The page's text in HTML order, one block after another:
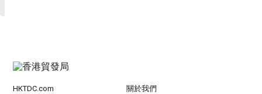
HKTDC.com 關於我們